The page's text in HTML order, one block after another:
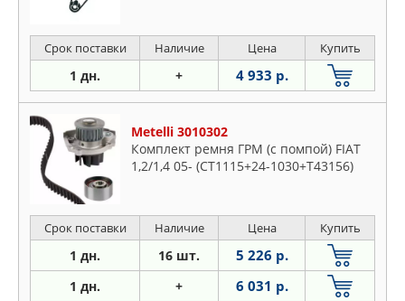
Срок поставки Наличие Цена Купить
1 дн. + 4 933 р.
Metelli 3010302
Комплект ремня ГРМ (с помпой) FIAT
1,2/1,4 05- (CT1115+24-1030+T43156)
Срок поставки Наличие Цена Купить
1 дн. 16 шт. 5 226 р.
1 дн. + 6 031 р.